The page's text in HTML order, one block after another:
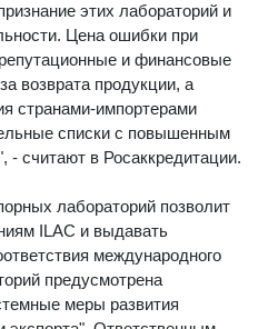
этих лабораторий и
Цена ошибки при
и финансовые
возврата продукции, а
странами-импортерами
списки с повышенным
- считают в Росаккредитации.
лабораторий позволит
ILAC и выдавать
международного
предусмотрена
меры развития